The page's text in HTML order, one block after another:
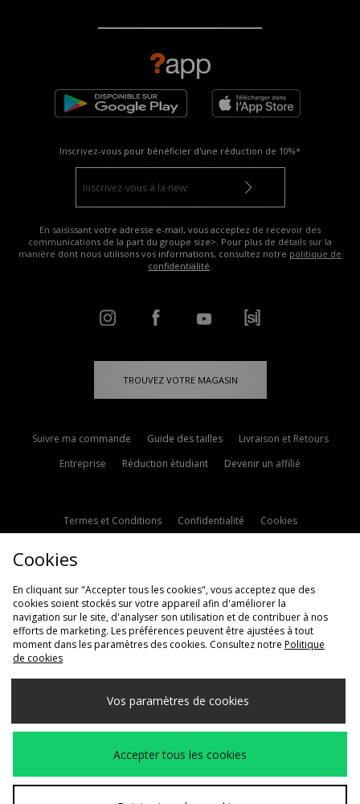
Inscrivez-vous pour bénéficier d'une réduction de 10%*
En saisissant votre adresse e-mail, vous acceptez de recevoir des
communications de la part du groupe size>. Pour plus de détails sur la
manière dont nous utilisons vos informations, consultez notre politique de
confidentialité.
TROUVEZ VOTRE MAGASIN
Suivre ma commande Guide des tailles
Livraison et Retours
Entreprise
Réduction étudiant Devenir un affilié
Termes et Conditions Confidentialité
Cookies
Politique d'avis en ligne
Livraison Vers
France
Nous acceptons les méthodes de paiement suivantes
Cookies
En cliquant sur "Accepter tous les cookies", vous acceptez que des
cookies soient stockés sur votre appareil afin d'améliorer la
navigation sur le site, d'analyser son utilisation et de contribuer à nos
efforts de marketing. Les préférences peuvent être ajustées à tout
moment dans les paramètres des cookies. Consultez notre Politique
de cookies
Vos paramètres de cookies
Accepter tous les cookies